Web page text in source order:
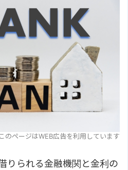
このページはWEB広告を利用しています
りられる金融機関と金利の